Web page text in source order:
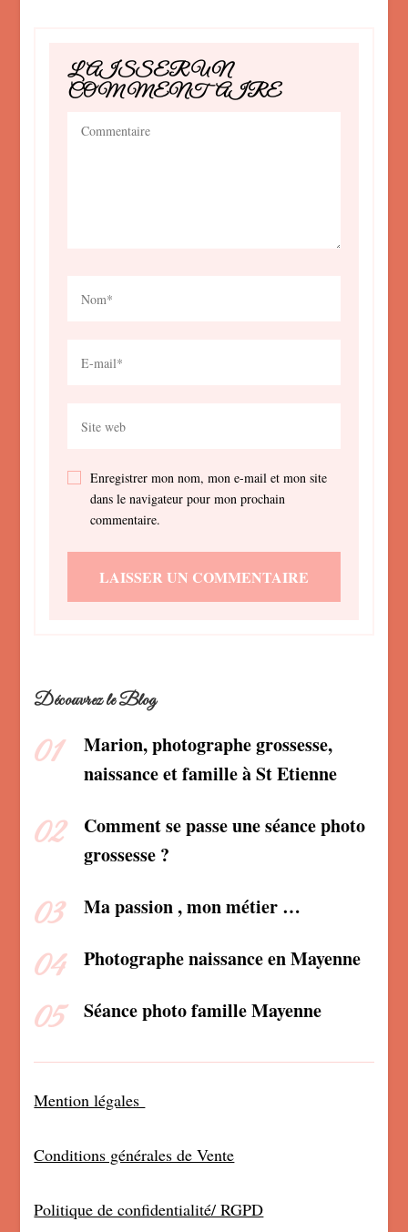
LAISSER UN
COMMENTAIRE
Enregistrer mon nom, mon e-mail et mon site
dans le navigateur pour mon prochain
commentaire.
Découvrez le Blog
Marion, photographe grossesse,
naissance et famille à St Etienne
Comment se passe une séance photo
grossesse ?
Ma passion , mon métier …
Photographe naissance en Mayenne
Séance photo famille Mayenne
Mention légales
Conditions générales de Vente
Politique de confidentialité/ RGPD